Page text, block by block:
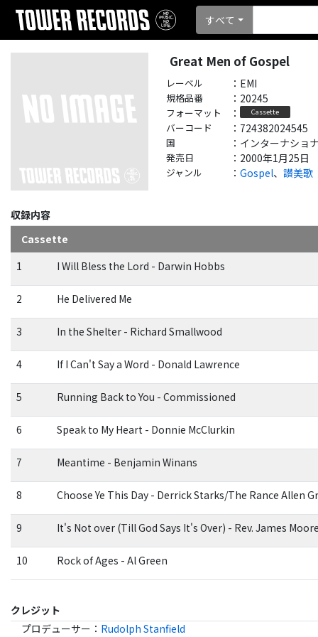
すべて
Great Men of Gospel
レーベル ： EMI
規格品番 ： 20245
フォーマット ： Cassette
バーコード ： 724382024545
国 ： インターナショ
発売日 ： 2000年1月25日
ジャンル ： Gospel、 讃美歌
収録内容
Cassette
1
I Will Bless the Lord - Darwin Hobbs
2 He Delivered Me
3 In the Shelter - Richard Smallwood
4 If I Can't Say a Word - Donald Lawrence
5 Running Back to You - Commissioned
6 Speak to My Heart - Donnie McClurkin
7 Meantime - Benjamin Winans
8 Choose Ye This Day - Derrick Starks/The Rance Allen
9 It's Not over (Till God Says It's Over) - Rev. James
10 Rock of Ages - Al Green
クレジット
プロデューサー ： Rudolph Stanfield